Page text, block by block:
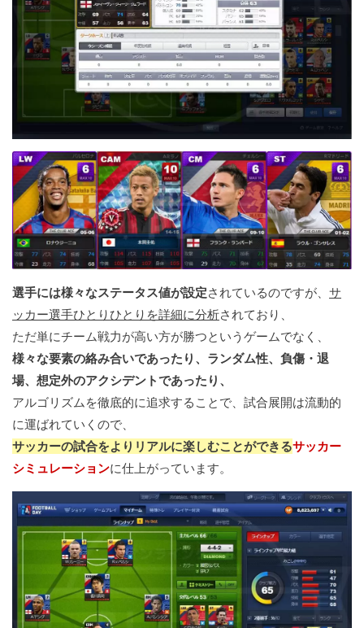
選手には様々なステータス値が設定されているのですが、 サ
ッカー選手ひとりひとりを詳細に分析されており、
ただ単にチーム戦力が高い方が勝つというゲームでなく、
様々な要素の絡み合いであったり、ランダム性、負傷・退
場、想定外のアクシデントであったり、
アルゴリズムを徹底的に追求することで、試合展開は流動的
に運ばれていくので、
サッカーの試合をよりリアルに楽しむことができるサッカー
シミュレーションに仕上がっています。